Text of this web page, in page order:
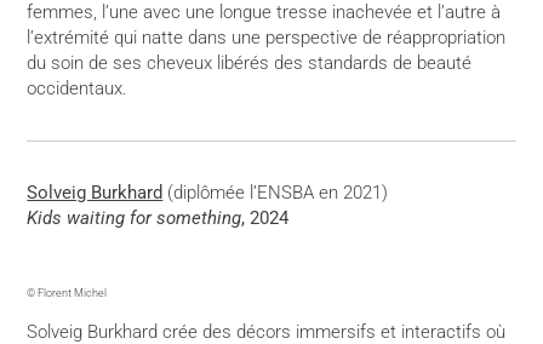
femmes, l’une avec une longue tresse inachevée et l’autre à
l’extrémité qui natte dans une perspective de réappropriation
du soin de ses cheveux libérés des standards de beauté
occidentaux.
Solveig Burkhard (diplômée l’ENSBA en 2021)
Kids waiting for something, 2024
© Florent Michel
Solveig Burkhard crée des décors immersifs et interactifs où